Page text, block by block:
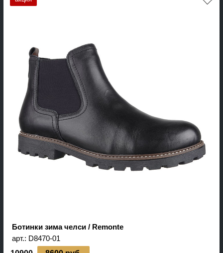
Ботинки зима челси / Remonte
арт.: D8470-01